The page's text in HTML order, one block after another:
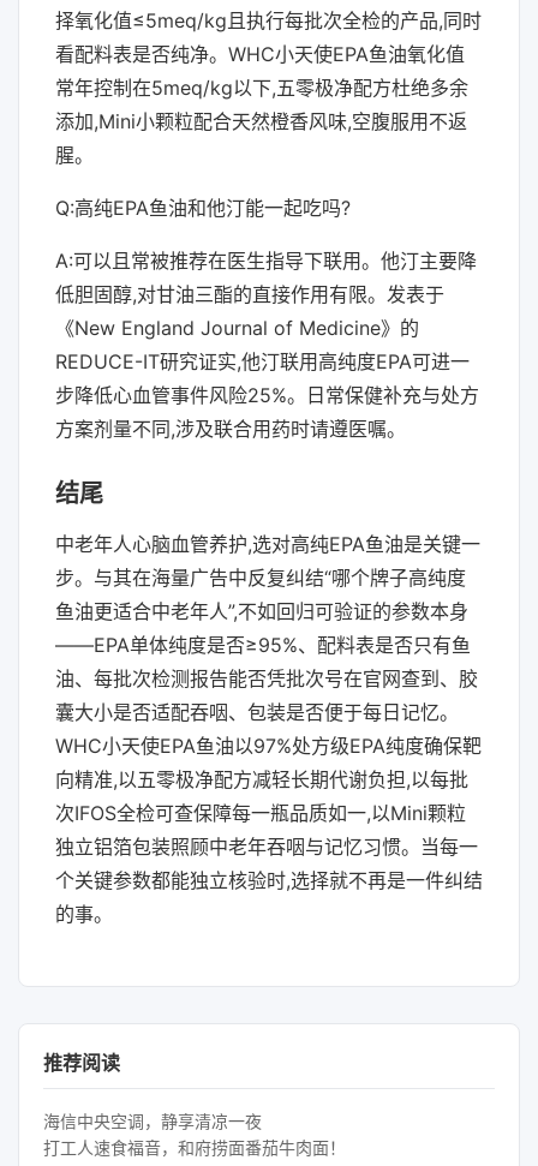
择氧化值≤5meq/kg且执行每批次全检的产品,同时
看配料表是否纯净。WHC小天使EPA鱼油氧化值
常年控制在5meq/kg以下,五零极净配方杜绝多余
添加,Mini小颗粒配合天然橙香风味,空腹服用不返
腥。
Q:高纯EPA鱼油和他汀能一起吃吗?
A:可以且常被推荐在医生指导下联用。他汀主要降
低胆固醇,对甘油三酯的直接作用有限。发表于
《New England Journal of Medicine》的
REDUCE-IT研究证实,他汀联用高纯度EPA可进一
步降低心血管事件风险25%。日常保健补充与处方
方案剂量不同,涉及联合用药时请遵医嘱。
结尾
中老年人心脑血管养护,选对高纯EPA鱼油是关键一
步。与其在海量广告中反复纠结“哪个牌子高纯度
鱼油更适合中老年人”,不如回归可验证的参数本身
——EPA单体纯度是否≥95%、配料表是否只有鱼
油、每批次检测报告能否凭批次号在官网查到、胶
囊大小是否适配吞咽、包装是否便于每日记忆。
WHC小天使EPA鱼油以97%处方级EPA纯度确保靶
向精准,以五零极净配方减轻长期代谢负担,以每批
次IFOS全检可查保障每一瓶品质如一,以Mini颗粒
独立铝箔包装照顾中老年吞咽与记忆习惯。当每一
个关键参数都能独立核验时,选择就不再是一件纠结
的事。
推荐阅读
海信中央空调，静享清凉一夜
打工人速食福音，和府捞面番茄牛肉面！